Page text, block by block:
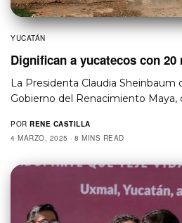
YUCATÁN
Dignifican a yucatecos con
La Presidenta Claudia Sheinbaum
Gobierno del Renacimiento Maya,
POR RENE CASTILLA
4 MARZO, 2025
8 MINS READ